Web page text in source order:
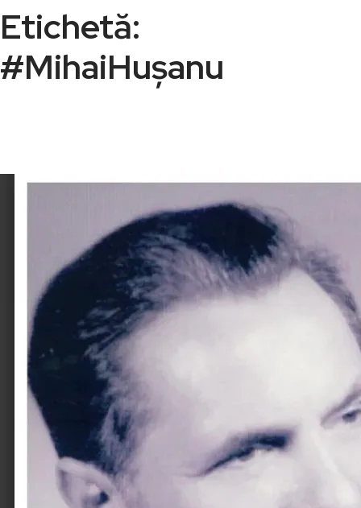
Etichetă:
#MihaiHușanu